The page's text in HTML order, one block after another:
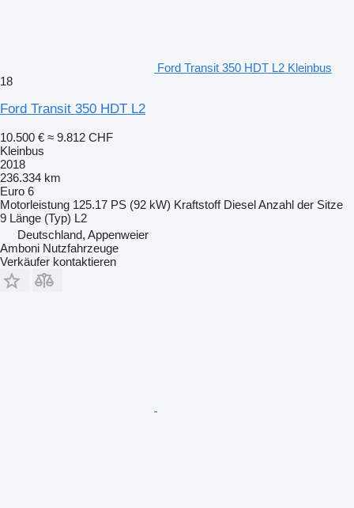
Ford Transit 350 HDT L2 Kleinbus
18
Ford Transit 350 HDT L2
10.500 € ≈ 9.812 CHF
Kleinbus
2018
236.334 km
Euro 6
Motorleistung 125.17 PS (92 kW) Kraftstoff DieselAnzahl der Sitze
9 Länge (Typ) L2
Deutschland, Appenweier
Amboni Nutzfahrzeuge
Verkäufer kontaktieren